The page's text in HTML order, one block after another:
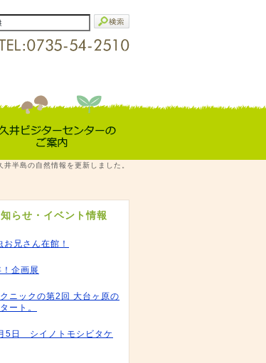
宇久井VC
井半島の自然情報を更新しました。
らせ・イベント情報
兄さん在館！
企画展
ニックの第2回 大台ヶ原の
ート。
5日 シイノトモシビタケ